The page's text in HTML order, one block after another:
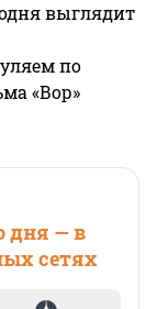
выглядит
по
«Вор»
дня — в
сетях